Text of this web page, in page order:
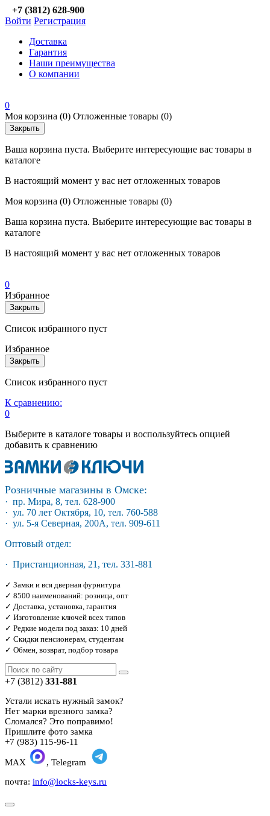
+7 (3812) 628-900
Войти Регистрация
Доставка
Гарантия
Наши преимущества
О компании
0
Моя корзина (0) Отложенные товары (0)
Закрыть
Ваша корзина пуста. Выберите интересующие вас товары в
каталоге
В настоящий момент у вас нет отложенных товаров
Моя корзина (0) Отложенные товары (0)
Ваша корзина пуста. Выберите интересующие вас товары в
каталоге
В настоящий момент у вас нет отложенных товаров
0
Избранное
Закрыть
Список избранного пуст
Избранное
Закрыть
Список избранного пуст
К сравнению:
0
Выберите в каталоге товары и воспользуйтесь опцией
добавить к сравнению
Розничные магазины в Омске:
· пр. Мира, 8, тел. 628-900
· ул. 70 лет Октября, 10, тел. 760-588
· ул. 5-я Северная, 200А, тел. 909-611
Оптовый отдел:
· Пристанционная, 21, тел. 331-881
✓ Замки и вся дверная фурнитура
✓ 8500 наименований: розница, опт
✓ Доставка, установка, гарантия
✓ Изготовление ключей всех типов
✓ Редкие модели под заказ: 10 дней
✓ Скидки пенсионерам, студентам
✓ Обмен, возврат, подбор товара
+7 (3812) 331-881
Устали искать нужный замок?
Нет марки врезного замка?
Сломался? Это поправимо!
Пришлите фото замка
+7 (983) 115-96-11
MAX
, Telegram
почта: info@locks-keys.ru